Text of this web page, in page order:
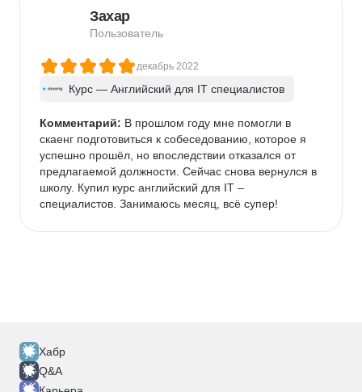
Захар
Пользователь
декабрь 2022
Курс — Английский для IT специалистов
Комментарий: В прошлом году мне помогли в
скаенг подготовиться к собеседованию, которое я
успешно прошёл, но впоследствии отказался от
предлагаемой должности. Сейчас снова вернулся в
школу. Купил курс английский для IT –
специалистов. Занимаюсь месяц, всё супер!
Хабр
Q&A